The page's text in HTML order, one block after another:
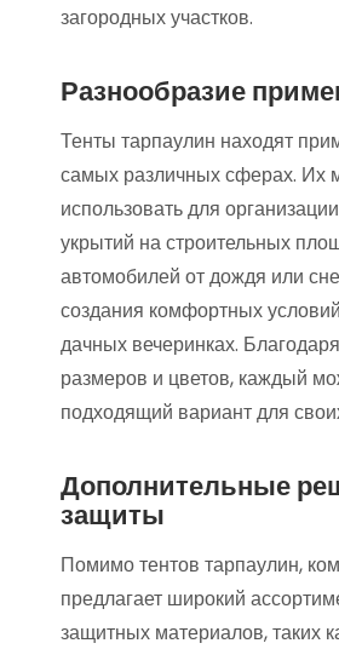
загородных участков.
Разнообразие
Тенты тарпаулин находят
самых различных сферах. Их
использовать для
укрытий на строительных
автомобилей от дождя или
создания комфортных
дачных вечеринках.
размеров и цветов, каждый
подходящий вариант для
Дополнительные
защиты
Помимо тентов тарпаулин,
предлагает широкий
защитных материалов, таких